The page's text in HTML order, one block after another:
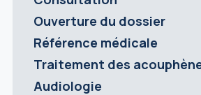
Ouverture du dossier
Référence médicale
Traitement des
Audiologie